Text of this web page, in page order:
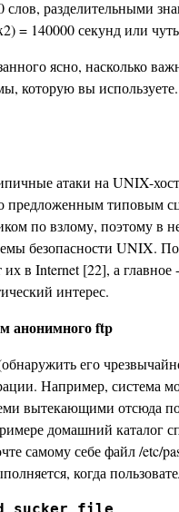
слов, разделительными
= 140000 секунд или
ясно, насколько
которую вы
атаки на UNIX-
предложенным типовым
по взлому, поэтому в
безопасности UNIX.
их в Internet [22], а
интерес.
анонимного ftp
его
Например, система
вытекающими отсюда
домашний каталог
самому себе файл /
когда